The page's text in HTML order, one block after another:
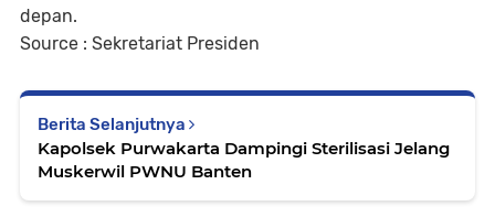
depan.
Source : Sekretariat Presiden
Berita Selanjutnya
Kapolsek Purwakarta Dampingi Sterilisasi Jelang
Muskerwil PWNU Banten